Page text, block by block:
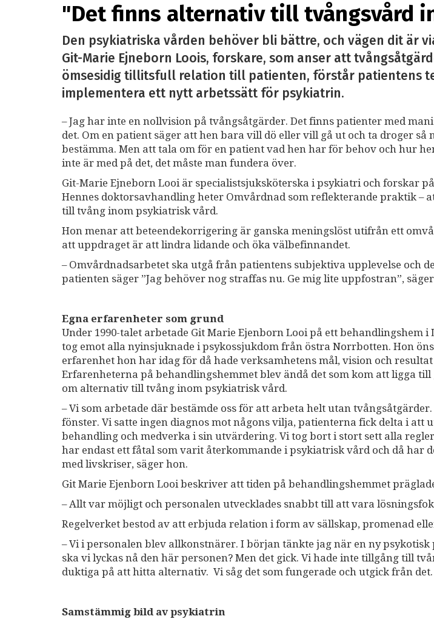
"Det finns alternativ till tvångsvård
Den psykiatriska vården behöver bli bättre, och vägen dit är
Git-Marie Ejneborn Loois, forskare, som anser att
ömsesidig tillitsfull relation till patienten, förstår patientens
implementera ett nytt arbetssätt för psykiatrin.
– Jag har inte en nollvision på tvångsåtgärder. Det finns patienter med
det. Om en patient säger att hen bara vill dö eller vill gå ut och ta droger
bestämma. Men att tala om för en patient vad hen har för behov och hur
inte är med på det, det måste man fundera över.
Git-Marie Ejneborn Looi är specialistsjuksköterska i psykiatri och forskar
Hennes doktorsavhandling heter Omvårdnad som reflekterande praktik –
till tvång inom psykiatrisk vård.
Hon menar att beteendekorrigering är ganska meningslöst utifrån ett
att uppdraget är att lindra lidande och öka välbefinnandet.
– Omvårdnadsarbetet ska utgå från patientens subjektiva upplevelse och
patienten säger ”Jag behöver nog straffas nu. Ge mig lite uppfostran”,
Egna erfarenheter som grund
Under 1990-talet arbetade Git Marie Ejenborn Looi på ett behandlingshem i
tog emot alla nyinsjuknade i psykossjukdom från östra Norrbotten. Hon
erfarenhet hon har idag för då hade verksamhetens mål, vision och
Erfarenheterna på behandlingshemmet blev ändå det som kom att ligga
om alternativ till tvång inom psykiatrisk vård.
– Vi som arbetade där bestämde oss för att arbeta helt utan
fönster. Vi satte ingen diagnos mot någons vilja, patienterna fick delta i att
behandling och medverka i sin utvärdering. Vi tog bort i stort sett alla
har endast ett fåtal som varit återkommande i psykiatrisk vård och då har
med livskriser, säger hon.
Git Marie Ejenborn Looi beskriver att tiden på behandlingshemmet
– Allt var möjligt och personalen utvecklades snabbt till att vara
Regelverket bestod av att erbjuda relation i form av sällskap, promenad
– Vi i personalen blev allkonstnärer. I början tänkte jag när en ny
ska vi lyckas nå den här personen? Men det gick. Vi hade inte tillgång till
duktiga på att hitta alternativ. Vi såg det som fungerade och utgick från det.
Samstämmig bild av psykiatrin